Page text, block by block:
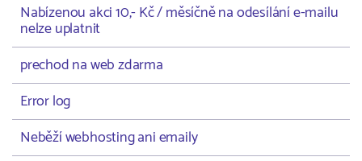
Nabízenou akci 10,- Kč / měsíčně na odesílání e-mailu
nelze uplatnit
prechod na web zdarma
Error log
Neběží webhosting ani emaily